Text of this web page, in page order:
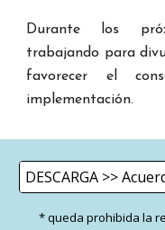
Durante los
trabajando para
favorecer el
implementación.
* queda prohibida la